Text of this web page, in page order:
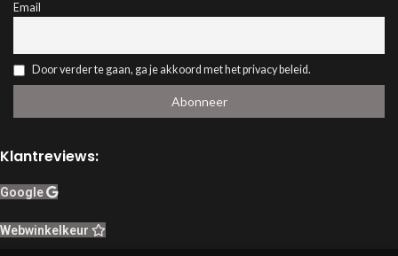
Email
Door verder te gaan, ga je akkoord met het privacy beleid.
Klantreviews:
Google
Webwinkelkeur